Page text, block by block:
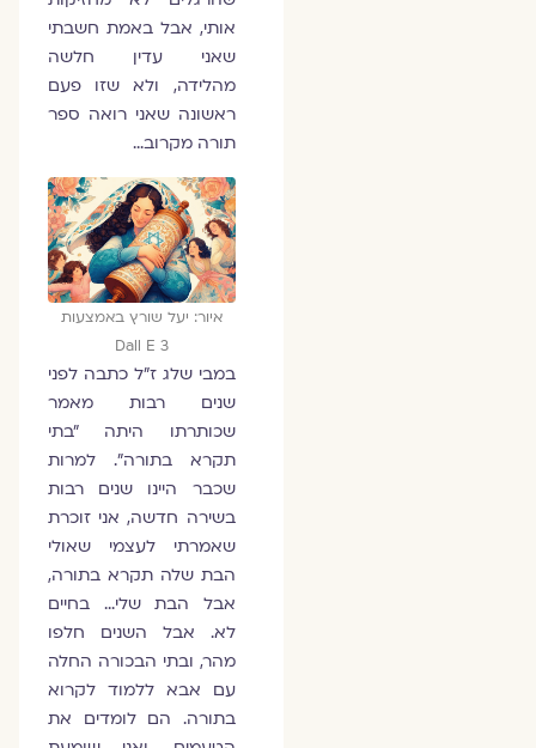
אותי, אבל באמת חשבתי
שאני עדין חלשה
מהלידה, ולא שזו פעם
ראשונה שאני רואה ספר
תורה מקרוב…
איור: יעל שורץ באמצעות
Dall E 3
במבי שלג ז"ל כתבה לפני
שנים רבות מאמר
שכותרתו היתה "בתי
תקרא בתורה". למרות
שכבר היינו שנים רבות
בשירה חדשה, אני זוכרת
שאמרתי לעצמי שאולי
הבת שלה תקרא בתורה,
אבל הבת שלי… בחיים
לא. אבל השנים חלפו
מהר, ובתי הבכורה החלה
עם אבא ללמוד לקרוא
בתורה. הם לומדים את